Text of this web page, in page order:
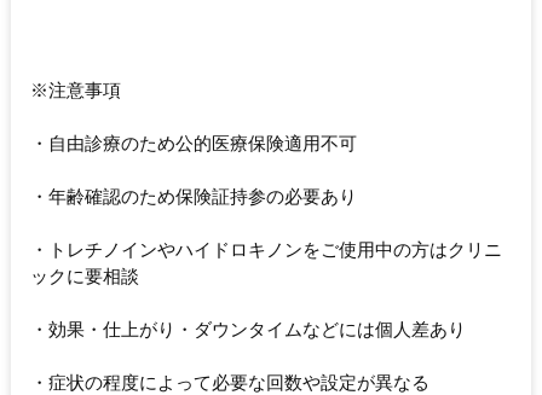
※注意事項
・自由診療のため公的医療保険適用不可
・年齢確認のため保険証持参の必要あり
・トレチノインやハイドロキノンをご使用中の方はクリニ
ックに要相談
・効果・仕上がり・ダウンタイムなどには個人差あり
・症状の程度によって必要な回数や設定が異なる